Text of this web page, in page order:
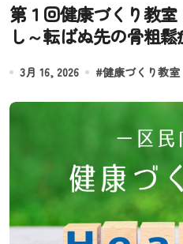
第１回健康づくり教
し～転ばぬ先の骨粗鬆
3月 16, 2026 #健康づくり教室